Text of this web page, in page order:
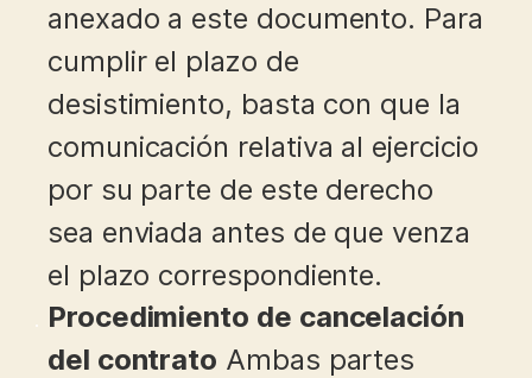
anexado a este documento. Para
cumplir el plazo de
desistimiento, basta con que la
comunicación relativa al ejercicio
por su parte de este derecho
sea enviada antes de que venza
el plazo correspondiente.
Procedimiento de cancelación
del contrato Ambas partes